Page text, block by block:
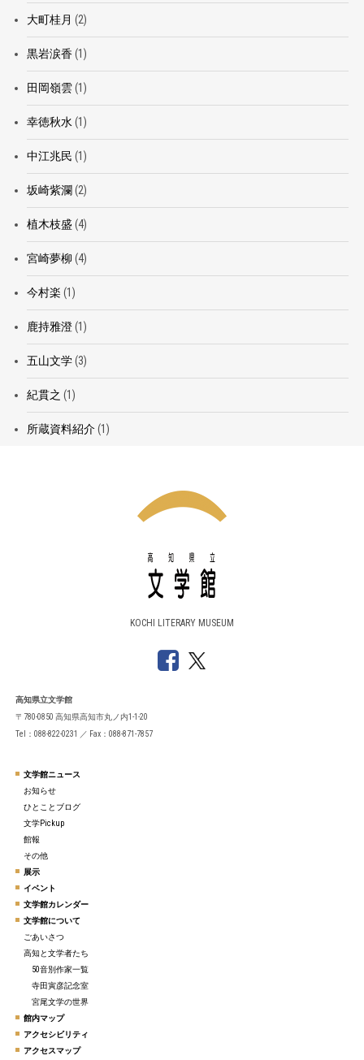
大町桂月 (2)
黒岩涙香(1)
田岡嶺雲(1)
幸徳秋水 (1)
中江兆民 (1)
坂崎紫瀾 (2)
植木枝盛 (4)
宮崎夢柳 (4)
今村楽 (1)
鹿持雅澄(1)
五山文学(3)
紀貫之 (1)
所蔵資料紹介(1)
KOCHI LITERARY MUSEUM
高知県立文学館
〒780-0850 高知県高知市丸ノ内1-1-20
Tel：088-822-0231 ／ Fax：088-871-7857
文学館ニュース
お知らせ
ひとことブログ
文学Pickup
館報
その他
展示
イベント
文学館カレンダー
文学館について
ごあいさつ
高知と文学者たち
50音別作家一覧
寺田寅彦記念室
宮尾文学の世界
館内マップ
アクセシビリティ
アクセスマップ